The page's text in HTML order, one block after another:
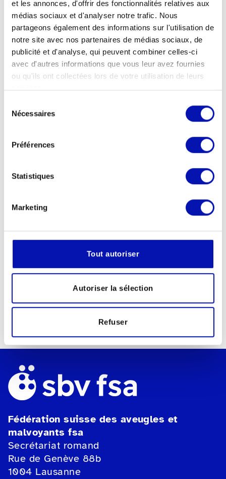
et les annonces, d'offrir des fonctionnalités relatives aux
médias sociaux et d'analyser notre trafic. Nous
partageons également des informations sur l'utilisation de
notre site avec nos partenaires de médias sociaux, de
publicité et d'analyse, qui peuvent combiner celles-ci
avec d'autres informations que vous leur avez fournies
ou qu'ils ont collectées lors de votre utilisation de leurs
services.
Nécessaires
Préférences
Statistiques
Marketing
Tout autoriser
Autoriser la sélection
Refuser
Informations
Date de la manifestation
Lundi, 24.08.2026
Heure de la manifestation
Organisateur
en Valais)
Fondation Edouard Vallet CH
3967 Vercorin /VS
Contact pour les questions
Michèle Poget
michelepoget@netplus.ch
079 245 24 65
Fédération suisse des aveugles et
malvoyants fsa
Secrétariat romand
Rue de Genève 88b
1004 Lausanne